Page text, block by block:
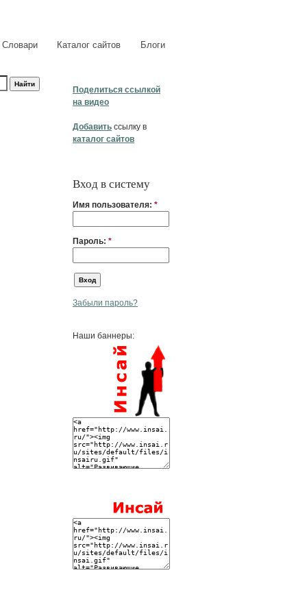
Словари Каталог сайтов Блоги
Поделиться ссылкой
на видео
Добавить ссылку в
каталог сайтов
Вход в систему
Имя пользователя: *
Пароль: *
Забыли пароль?
Наши баннеры: